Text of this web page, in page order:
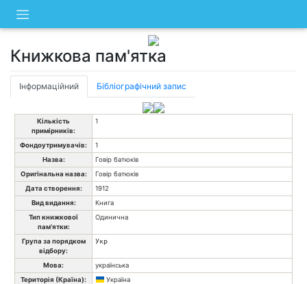
content
Книжкова пам'ятка
Інформаційний Бібліографічний запис
Кількість
примірників:
1
Фондоутримувачів:
1
Назва:
Говір батюків
Оригінальна назва:
Говір батюків
Дата створення:
1912
Вид видання:
Книга
Тип книжкової
пам'ятки:
Одинична
Група за порядком
відбору:
Укр
Мова:
українська
Територія (Країна):
Україна